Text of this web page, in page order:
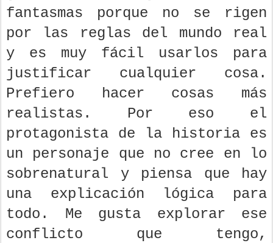
fantasmas porque no se rigen
por las reglas del mundo real
y es muy fácil usarlos para
justificar cualquier cosa.
Prefiero hacer cosas más
realistas. Por eso el
protagonista de la historia es
un personaje que no cree en lo
sobrenatural y piensa que hay
una explicación lógica para
todo. Me gusta explorar ese
conflicto que tengo,